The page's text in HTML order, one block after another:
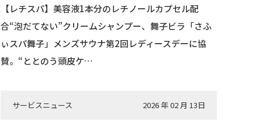
【レチスパ】美容液1本分のレチノールカプセル配
合“泡だてない”クリームシャンプー、舞子ビラ「さふ
ぃスパ舞子」メンズサウナ第2回レディースデーに協
賛。“ととのう頭皮ケ…
サービスニュース 2026 年 02 月 13日